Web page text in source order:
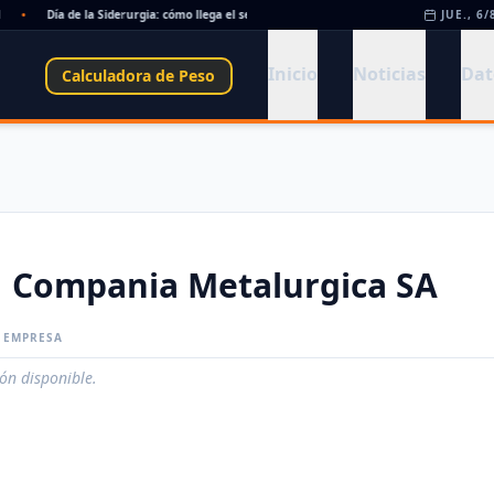
Día de la Siderurgia: cómo llega el sector al aniversario 78 del legado de Savio •
JUE., 6/
Calculadora de Peso Inicio Noticias
Compania Metalurgica SA
disponible.